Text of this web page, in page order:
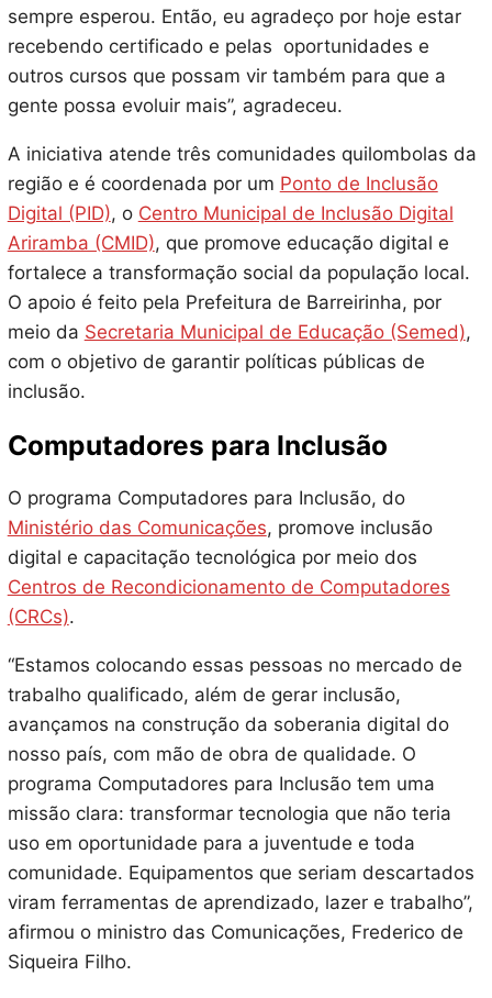
sempre esperou. Então, eu agradeço por hoje estar
recebendo certificado e pelas oportunidades e
outros cursos que possam vir também para que a
gente possa evoluir mais”, agradeceu.
A iniciativa atende três comunidades quilombolas da
região e é coordenada por um Ponto de Inclusão
Digital (PID), o Centro Municipal de Inclusão Digital
Ariramba (CMID), que promove educação digital e
fortalece a transformação social da população local.
O apoio é feito pela Prefeitura de Barreirinha, por
meio da Secretaria Municipal de Educação (Semed),
com o objetivo de garantir políticas públicas de
inclusão.
Computadores para Inclusão
O programa Computadores para Inclusão, do
Ministério das Comunicações, promove inclusão
digital e capacitação tecnológica por meio dos
Centros de Recondicionamento de Computadores
(CRCs).
“Estamos colocando essas pessoas no mercado de
trabalho qualificado, além de gerar inclusão,
avançamos na construção da soberania digital do
nosso país, com mão de obra de qualidade. O
programa Computadores para Inclusão tem uma
missão clara: transformar tecnologia que não teria
uso em oportunidade para a juventude e toda
comunidade. Equipamentos que seriam descartados
viram ferramentas de aprendizado, lazer e trabalho”,
afirmou o ministro das Comunicações, Frederico de
Siqueira Filho.